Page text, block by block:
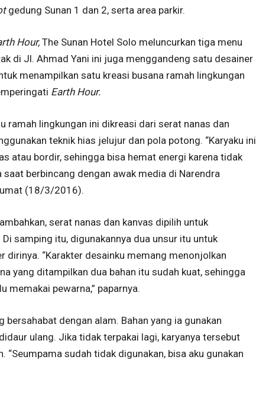
gedung Sunan 1 dan 2, serta area parkir.
Hour, The Sunan Hotel Solo meluncurkan tiga menu
di Jl. Ahmad Yani ini juga menggandeng satu desainer
menampilkan satu kreasi busana ramah lingkungan
Earth Hour.
ramah lingkungan ini dikreasi dari serat nanas dan
teknik hias jelujur dan pola potong. “Karyaku ini
atau bordir, sehingga bisa hemat energi karena tidak
berbincang dengan awak media di Narendra
(18/3/2016).
serat nanas dan kanvas dipilih untuk
samping itu, digunakannya dua unsur itu untuk
dirinya. “Karakter desainku memang menonjolkan
yang ditampilkan dua bahan itu sudah kuat, sehingga
memakai pewarna,” paparnya.
bersahabat dengan alam. Bahan yang ia gunakan
ulang. Jika tidak terpakai lagi, karyanya tersebut
“Seumpama sudah tidak digunakan, bisa aku gunakan